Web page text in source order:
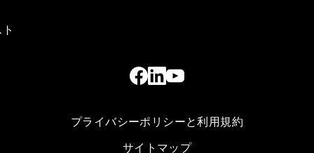
プライバシーポリシーと利用規約
サイトマップ